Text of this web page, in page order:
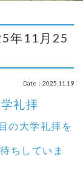
年11月25
Date：2025.11.19
礼拝
の大学礼拝を
ちしていま